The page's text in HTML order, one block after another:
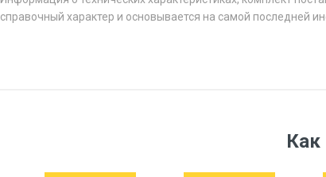
справочный характер и основывается на самой последней